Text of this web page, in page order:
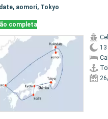
aomori, Tokyo
completa
13